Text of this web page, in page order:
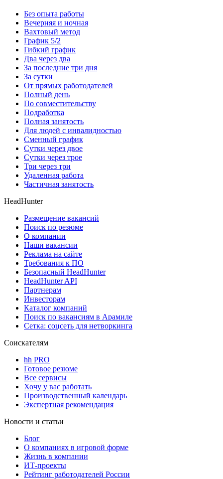
Без опыта работы
Вечерняя и ночная
Вахтовый метод
График 5/2
Гибкий график
Два через два
За последние три дня
За сутки
От прямых работодателей
Полный день
По совместительству
Подработка
Полная занятость
Для людей с инвалидностью
Сменный график
Сутки через двое
Сутки через трое
Три через три
Удаленная работа
Частичная занятость
HeadHunter
Размещение вакансий
Поиск по резюме
О компании
Наши вакансии
Реклама на сайте
Требования к ПО
Безопасный HeadHunter
HeadHunter API
Партнерам
Инвесторам
Каталог компаний
Поиск по вакансиям в Арамиле
Сетка: соцсеть для нетворкинга
Соискателям
hh PRO
Готовое резюме
Все сервисы
Хочу у вас работать
Производственный календарь
Экспертная рекомендация
Новости и статьи
Блог
О компаниях в игровой форме
Жизнь в компании
ИТ-проекты
Рейтинг работодателей России